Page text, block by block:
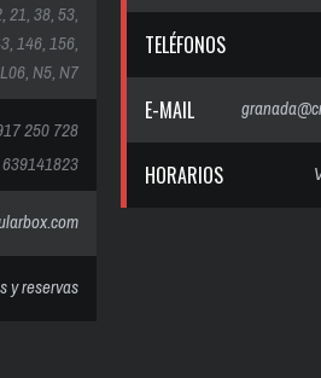
21, 38, 53,
146, 156,
N5, N7
250 728
y reservas
TELÉFONOS
E-MAIL
HORARIOS